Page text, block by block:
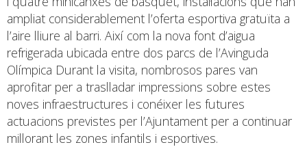
ampliat considerablement l’oferta esportiva gratuïta a
l’aire lliure al barri. Així com la nova font d’aigua
refrigerada ubicada entre dos parcs de l’Avinguda
Olímpica Durant la visita, nombrosos pares van
aprofitar per a traslladar impressions sobre estes
noves infraestructures i conéixer les futures
actuacions previstes per l’Ajuntament per a continuar
millorant les zones infantils i esportives.